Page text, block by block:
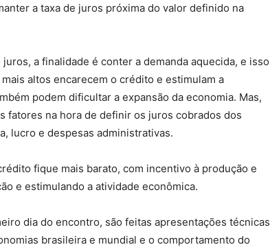
a taxa de juros próxima do valor definido na
a finalidade é conter a demanda aquecida, e isso
altos encarecem o crédito e estimulam a
podem dificultar a expansão da economia. Mas,
fatores na hora de definir os juros cobrados dos
lucro e despesas administrativas.
fique mais barato, com incentivo à produção e
e estimulando a atividade econômica.
dia do encontro, são feitas apresentações técnicas
brasileira e mundial e o comportamento do